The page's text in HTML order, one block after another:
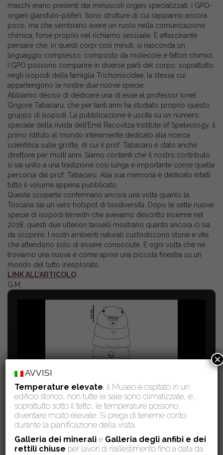
maschi erano presenti dei minuscoli organi specializzati, i GPO-
organi glandulo-piliferi. Sono strutture di cui sappiamo ancora
poco, ma che sembrano avere un ruolo nella comunicazione
chimica, forse proprio nel richiamo sessuale. È affascinante
pensare che, in questi corpi così minuti, si nasconda un
linguaggio complesso, composto da molecole e fattori chimici.
I GPO possono comparire in diverse parti del corpo, soprattutto
negli isopodi della famiglia Trichoniscidae, la stessa cui
appartengono le nostre due nuove specie.
Abbiamo deciso di dedicare una di esse al professor Ionel
Grigore Tabacaru, che per tanti anni ha studiato proprio questo
gruppo di isopodi. La pubblicazione è uscita su un numero
speciale della rivista dell’Emil Racovitza Institute of Speleology, il
primo istituto al mondo interamente dedicato alla ricerca
scientifica sulle grotte, di cui il prof. Tabacaru è stato anche
direttore per molti anni. Siamo contenti che il nostro contributo
si sia unito a una tradizione così lunga e importante come quella
percorsa dal prof. Tabacaru. Alla sua memoria è dedicato infatti
tutto il volume appena pubblicato.
Queste scoperte confermano ancora una volta quanto la
Toscana sia un vero hotspot di biodiversità. Dopo le sette nuove
specie di isopodi terrestri che avevamo descritto insieme nel
2018, questi due ulteriori tasselli mostrano quanto ancora ci sia
da scoprire. I nostri ambienti naturali custodiscono storie e vite
che attendono solo di essere conosciute. E ogni volta che ne
troviamo una nuova è come aprire una piccola finestra su un
mondo del tutto inesplorato.
LINK ALL’ARTICOLO
G.M.
AVVISI
Temperature elevate: il Museo è ospitato in un
edificio storico, non tutte le sale sono climatizzate, e,
soprattutto sotto il tetto, le temperature possono
diventare molto elevate. Si prega di tenerne conto
durante la pianificazione della visita.
Galleria dei minerali e Galleria degli anfibi e dei
rettili chiuse per lavori di riallestimento fino a data da
×